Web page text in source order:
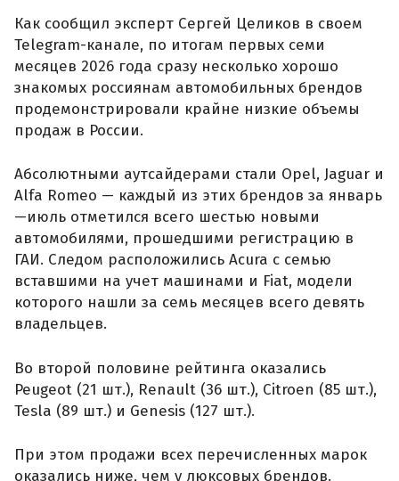
Как сообщил эксперт Сергей Целиков в своем
Telegram-канале, по итогам первых семи
месяцев 2026 года сразу несколько хорошо
знакомых россиянам автомобильных брендов
продемонстрировали крайне низкие объемы
продаж в России.
Абсолютными аутсайдерами стали Opel, Jaguar и
Alfa Romeo — каждый из этих брендов за январь
—июль отметился всего шестью новыми
автомобилями, прошедшими регистрацию в
ГАИ. Следом расположились Acura с семью
вставшими на учет машинами и Fiat, модели
которого нашли за семь месяцев всего девять
владельцев.
Во второй половине рейтинга оказались
Peugeot (21 шт.), Renault (36 шт.), Citroen (85 шт.),
Tesla (89 шт.) и Genesis (127 шт.).
При этом продажи всех перечисленных марок
оказались ниже, чем у люксовых брендов.